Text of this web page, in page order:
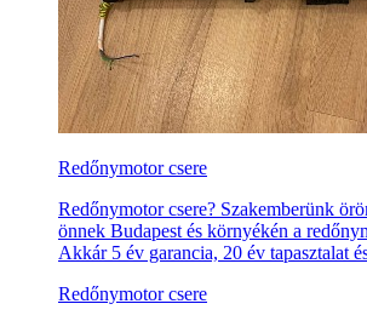
Redőnymotor csere
Redőnymotor csere? Szakemberünk
önnek Budapest és környékén a
Akkár 5 év garancia, 20 év tapasztalat
Redőnymotor csere